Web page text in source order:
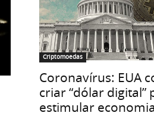
Criptomoedas
Coronavírus: EUA
criar “dólar digital”
estimular economia